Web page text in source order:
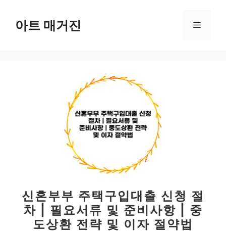
아트 매거진 메
신혼부부 주택구입대출 신청 절
차 | 필요서류 및 준비사항 | 중
도상환 전략 및 이자 절약법